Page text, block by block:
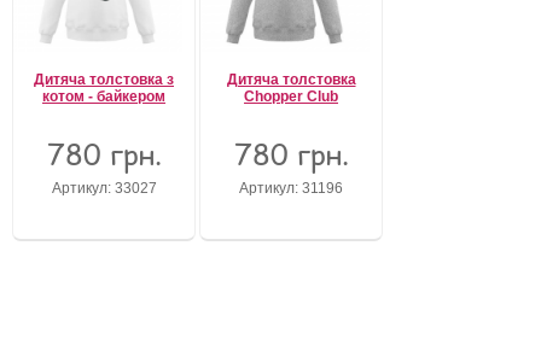
Пароль
Запам'ятати мене
Забули свій пароль?
Забули своє Ім’я Користувача?
Дитяча толстовка з
котом - байкером
780 грн.
Артикул: 33027
Дитяча толстовка
Chopper Club
780 грн.
Артикул: 31196